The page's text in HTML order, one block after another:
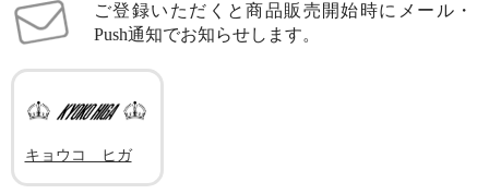
ご登録いただくと商品販売開始時にメール・
Push通知でお知らせします。
キョウコ ヒガ